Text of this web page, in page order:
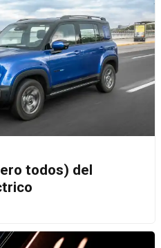
todos) del